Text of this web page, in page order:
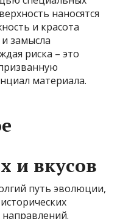
наносятся
и красота
и замысла
риска – это
материала.
и вкусов
путь эволюции,